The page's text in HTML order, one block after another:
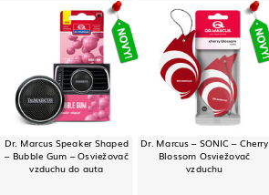
Dr. Marcus Speaker Shaped
– Bubble Gum – Osviežovač
vzduchu do auta
Dr. Marcus – SONIC – Cherry
Blossom Osviežovač
vzduchu